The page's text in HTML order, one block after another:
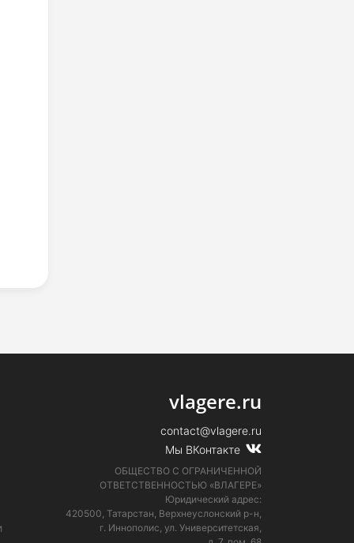
vlagere.ru
contact@vlagere.ru
Мы ВКонтакте
ОБЩЕСТВО С ОГРАНИЧЕННОЙ
ОТВЕТСТВЕННОСТЬЮ «ВЛАГЕРЕ»
Юридический адрес:
420500, Татарстан, Верхнеуслонский р-н,
г. Иннополис, ул. Университетская,